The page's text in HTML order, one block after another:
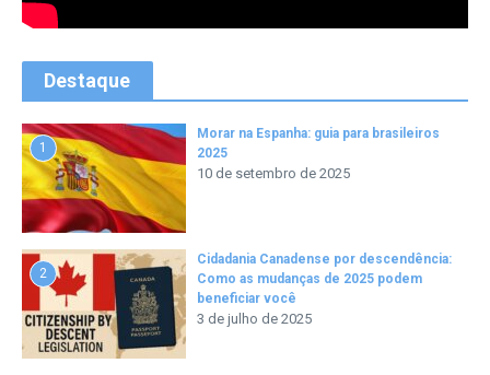
Destaque
1
Morar na Espanha: guia para brasileiros
2025
10 de setembro de 2025
2
Cidadania Canadense por descendência:
Como as mudanças de 2025 podem
beneficiar você
3 de julho de 2025